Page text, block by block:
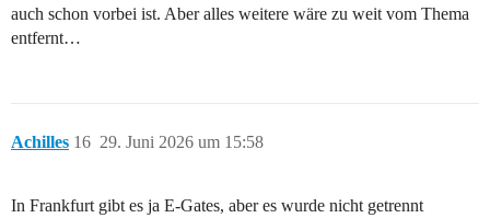
auch schon vorbei ist. Aber alles weitere wäre zu weit vom Thema
entfernt…
Achilles 29. Juni 2026 um 15:58
16
In Frankfurt gibt es ja E-Gates, aber es wurde nicht getrennt